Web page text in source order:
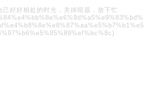
好好相处的时光，关掉喧嚣，放下忙